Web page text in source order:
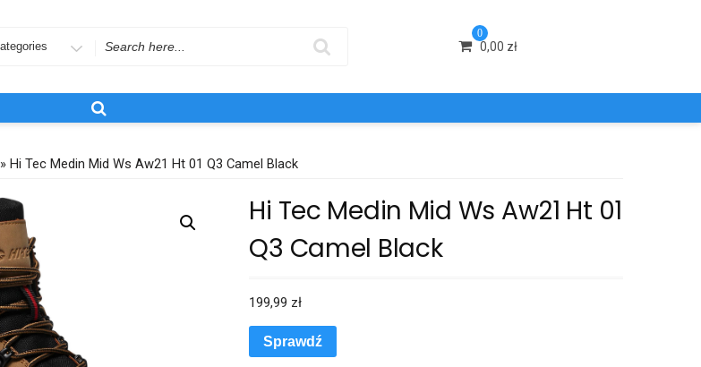
0
0,00 zł
» Hi Tec Medin Mid Ws Aw21 Ht 01 Q3 Camel Black
Hi Tec Medin Mid Ws Aw21 Ht 01
Q3 Camel Black
199,99 zł
Sprawdź